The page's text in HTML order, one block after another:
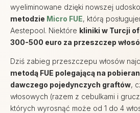
wyeliminowane dzięki nowszej
metodzie Micro FUE, którą
Aestepool. Niektóre kliniki w Turcji
300-500 euro za przeszczep
Dziś zabieg przeszczepu włosów
metodą FUE polegającą na
dawczego pojedynczych graftów,
włosowych (razem z cebulkami i
których wyrosnąć może od 1 do 4